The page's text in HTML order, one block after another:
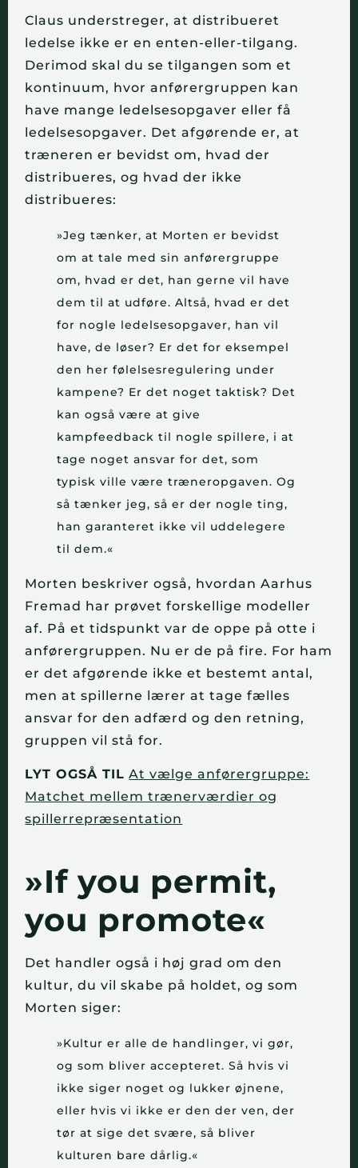
Claus understreger, at distribueret
ledelse ikke er en enten-eller-tilgang.
Derimod skal du se tilgangen som et
kontinuum, hvor anførergruppen kan
have mange ledelsesopgaver eller få
ledelsesopgaver. Det afgørende er, at
træneren er bevidst om, hvad der
distribueres, og hvad der ikke
distribueres:
»Jeg tænker, at Morten er bevidst
om at tale med sin anførergruppe
om, hvad er det, han gerne vil have
dem til at udføre. Altså, hvad er det
for nogle ledelsesopgaver, han vil
have, de løser? Er det for eksempel
den her følelsesregulering under
kampene? Er det noget taktisk? Det
kan også være at give
kampfeedback til nogle spillere, i at
tage noget ansvar for det, som
typisk ville være træneropgaven. Og
så tænker jeg, så er der nogle ting,
han garanteret ikke vil uddelegere
til dem.«
Morten beskriver også, hvordan Aarhus
Fremad har prøvet forskellige modeller
af. På et tidspunkt var de oppe på otte i
anførergruppen. Nu er de på fire. For ham
er det afgørende ikke et bestemt antal,
men at spillerne lærer at tage fælles
ansvar for den adfærd og den retning,
gruppen vil stå for.
LYT OGSÅ TIL At vælge anførergruppe:
Matchet mellem trænerværdier og
spillerrepræsentation
»If you permit,
you promote«
Det handler også i høj grad om den
kultur, du vil skabe på holdet, og som
Morten siger:
»Kultur er alle de handlinger, vi gør,
og som bliver accepteret. Så hvis vi
ikke siger noget og lukker øjnene,
eller hvis vi ikke er den der ven, der
tør at sige det svære, så bliver
kulturen bare dårlig.«